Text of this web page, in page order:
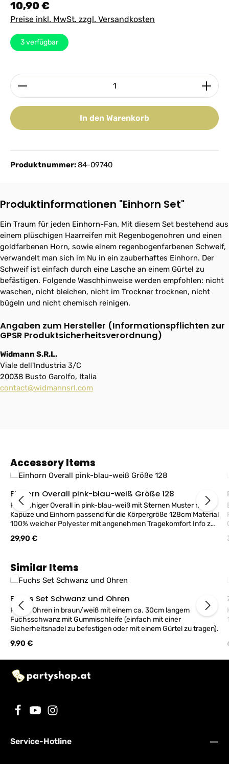
Regulärer Preis:
10,90 €
Preise inkl. MwSt. zzgl. Versandkosten
3verfügbar
Produkt Anzahl: Gib den gewünschten Wert ein
In den Warenkorb
Produktnummer:84-09740
Produktinformationen "Einhorn Set"
Ein Traum für jeden Einhorn-Fan. Mit diesem Set bestehend aus
einem plüschigen Haarreifen mit Regenbogenohren und einen
goldfarbenen Horn, sowie einem regenbogenfarbenen Schweif,
verwandelt man sich im Nu in ein zauberhaftes Einhorn. Der
Schweif ist einfach durch eine Lasche an einem Gürtel zu
befästigen. Folgende Waschhinweise werden empfohlen: nicht
waschen, nicht bleichen, nicht im Trockner trocknen, nicht
bügeln und nicht chemisch reinigen.
Angaben zum Hersteller (Informationspflichten zur
GPSR Produktsicherheitsverordnung)
Widmann S.R.L.
Viale dell'Industria 3/C
20038 Busto Garolfo, Italia
contact@widmannsrl.com
Produktgalerie überspringen
Accessory Items
Einhorn Overall pink-blau-weiß Größe 128
Flauschiger Overall in pink-blau-weiß mit Sternen Muster mit
Kapuze und Einhorn passend für die Körpergröße 128cm Material
100% weicher Polyester mit angenehmen Tragekomfort Info zur
ca.98cm, Brust ca.96cm
Regulärer Preis:
29,90 €
Produktgalerie überspringen
Similar Items
Fuchs Set Schwanz und Ohren
Fuchs Ohren in braun/weiß mit einem ca. 30cm langem
Fuchsschwanz mit Gummischleife (einfach mit einer
Sicherheitsnadel zu befestigen oder mit einem Gürtel zu tragen).
Regulärer Preis:
9,90 €
Service-Hotline